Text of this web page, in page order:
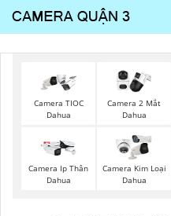
Camera TIOC
Dahua
Camera 2 Mắt
Dahua
Camera Ip Thân
Dahua
Camera Kim Loại
Dahua